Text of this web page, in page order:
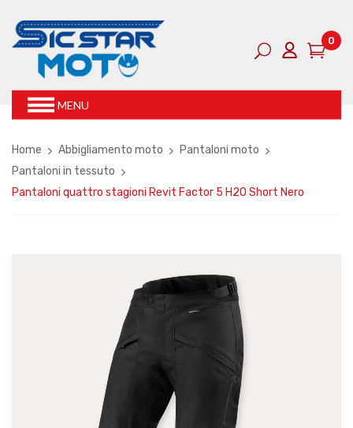
0
MENU
Home Abbigliamento moto
Pantaloni moto
Pantaloni in tessuto
Pantaloni quattro stagioni Revit Factor 5 H2O Short Nero